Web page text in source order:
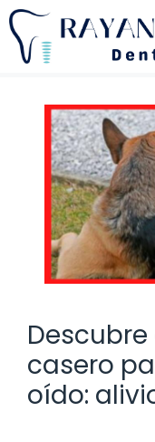
Saltar
al
contenido
casero
oído: